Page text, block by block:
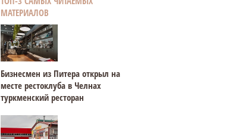
МАТЕРИАЛОВ
Бизнесмен из Питера открыл на
месте рестоклуба в Челнах
туркменский ресторан